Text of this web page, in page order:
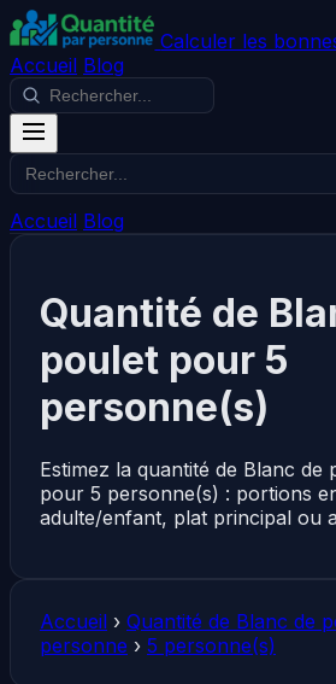
Calculer les
Accueil Blog
Accueil Blog
Quantité de
poulet pour 5
personne(s)
Estimez la quantité de Blanc de
pour 5 personne(s) : portions
adulte/enfant, plat principal ou
Accueil › Quantité de Blanc de
personne › 5 personne(s)